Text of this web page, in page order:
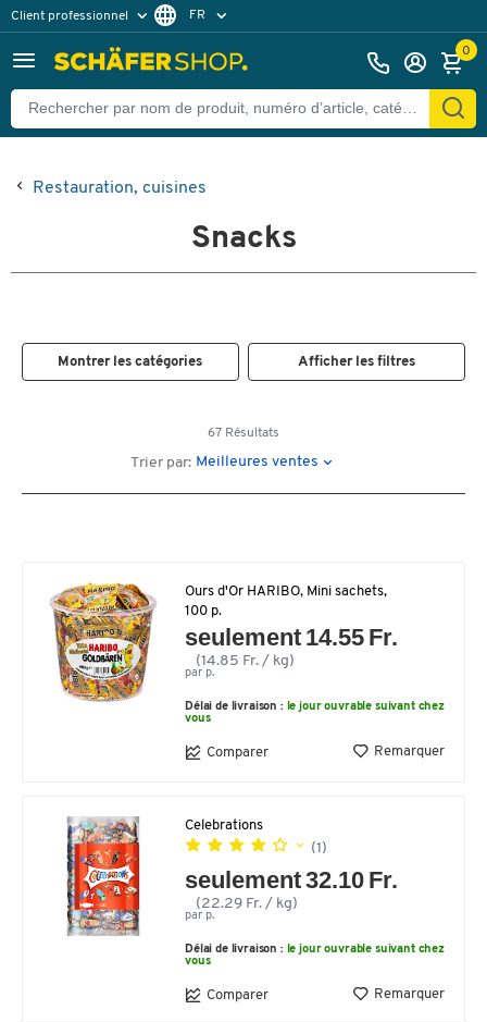
Client professionnel
Client particulier
FR
0
Restauration, cuisines
Snacks
Montrer les catégories Afficher les filtres
67 Résultats
Trier par: Meilleures ventes
Ours d'Or HARIBO, Mini sachets,
100 p.
seulement 14.55 Fr.
(14.85 Fr. / kg)
par p.
Délai de livraison : le jour ouvrable suivant chez
vous
Comparer Remarquer
Celebrations
(1)
seulement 32.10 Fr.
(22.29 Fr. / kg)
par p.
Délai de livraison : le jour ouvrable suivant chez
vous
Comparer Remarquer